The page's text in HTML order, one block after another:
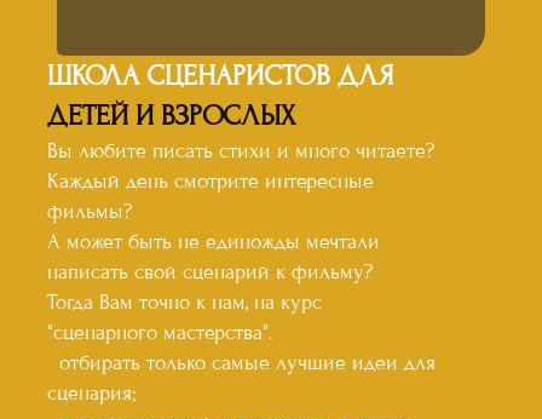
ШКОЛА СЦЕНАРИСТОВ ДЛЯ
ДЕТЕЙ И ВЗРОСЛЫХ
Вы любите писать стихи и много читаете?
Каждый день смотрите интересные
фильмы?
А может быть не единожды мечтали
написать свой сценарий к фильму?
Тогда Вам точно к нам, на курс
"сценарного мастерства".
отбирать только самые лучшие идеи для
сценария;